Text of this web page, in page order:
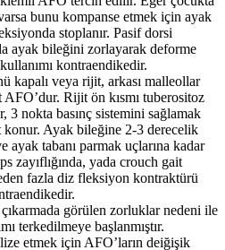
bunu kompanse etmek için ayak
stoplanır. Pasif dorsi
ayak bileğini zorlayarak deforme
kontraendikedir.
kapalı veya rijit, arkası malleollar
Rijit ön kısmı tuberositoz
3 nokta basınç sistemini sağlamak
Ayak bileğine 2-3 derecelik
ayak tabanı parmak uçlarına kadar
zayıflığında, yada crouch gait
fazla diz fleksiyon kontraktürü
çıkarmada görülen zorluklar nedeni ile
terkedilmeye başlanmıştır.
etmek için AFO’ların deiğişik